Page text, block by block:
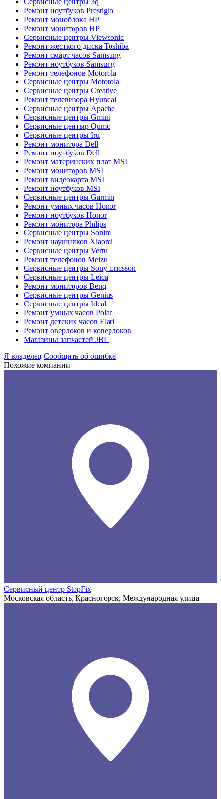
Ремонт ноутбуков Prestigio
Ремонт моноблока HP
Ремонт мониторов HP
Сервисные центры Viewsonic
Ремонт жесткого диска Toshiba
Ремонт смарт часов Samsung
Ремонт ноутбуков Samsung
Ремонт телефонов Motorola
Сервисные центры Motorola
Сервисные центры Creative
Ремонт телевизора Hyundai
Сервисные центры Apache
Сервисные центры Gmini
Сервисные центыр Qumo
Сервисные центры Iru
Ремонт монитора Dell
Ремонт ноутбуков Dell
Ремонт материнских плат MSI
Ремонт мониторов MSI
Ремонт видеокарта MSI
Ремонт ноутбуков MSI
Сервисные центры Garmin
Ремонт умных часов Honor
Ремонт ноутбуков Honor
Ремонт монитора Philips
Сервисные центры Sonim
Ремонт наушников Xiaomi
Сервисные центры Vertu
Ремонт телефонов Meizu
Сервисные центры Sony Ericsson
Сервисные центры Leica
Ремонт мониторов Benq
Сервисные центры Genius
Сервисные центры Ideal
Ремонт умных часов Polar
Ремонт детских часов Elari
Ремонт оверлоков и коверлоков
Магазины запчастей JBL
Я владелец Сообщить об ошибке
Похожие компании
Сервисный центр StopFix
Московская область, Красногорск, Международная улица